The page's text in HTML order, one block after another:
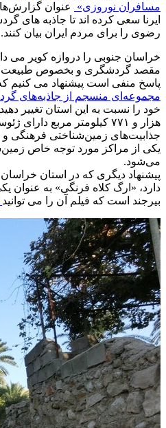
مسافران نوروزی»
عنوان
ایرنا سعی کرده اند تا جاذبه های
رضوی را برای مردم ایران بیان کنند.
خراسان جنوبی را دروازه کویر می
مقصد گردشگری و بخصوص طبیعت
پاسخ منفی است پیشنهاد می کنیم
مجموعه‌ای منسجم از جاذبه‌های
هزار و ۷۷۱ کیلومتر مربع
جذابیت‌های زمین‌شناختی فرهنگی و
یکی از مراکز مورد توجه خاص
می‌شود.
پیشنهاد دیگری که در استان
دارد، «ارگ کلاه فرنگی» به عنوان
بیرجند است که فیلم آن را می توانید